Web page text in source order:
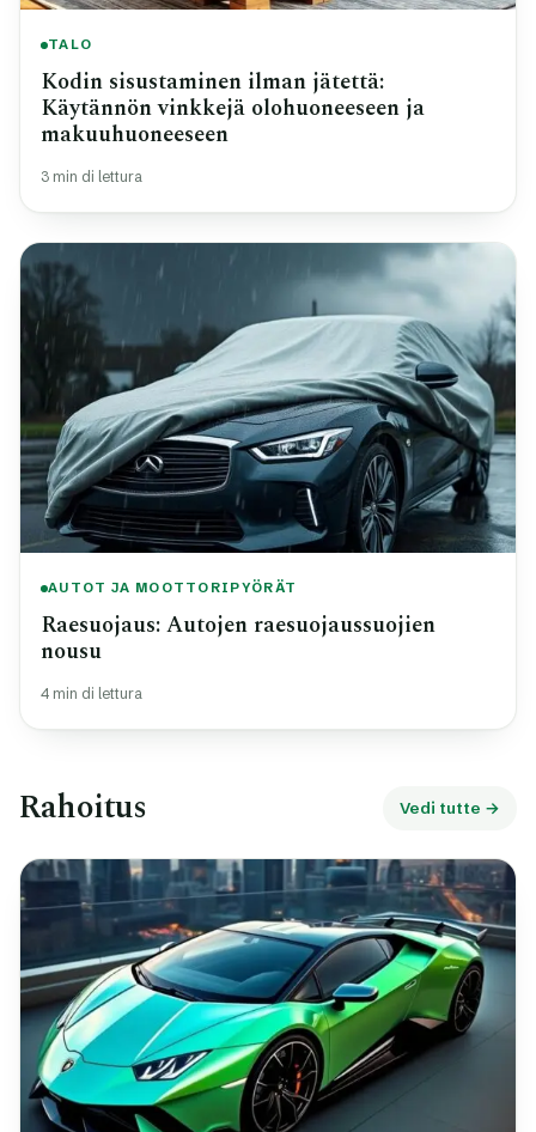
TALO
Kodin sisustaminen ilman jätettä:
Käytännön vinkkejä olohuoneeseen ja
makuuhuoneeseen
3 min di lettura
AUTOT JA MOOTTORIPYÖRÄT
Raesuojaus: Autojen raesuojaussuojien
nousu
4 min di lettura
Rahoitus Vedi tutte →